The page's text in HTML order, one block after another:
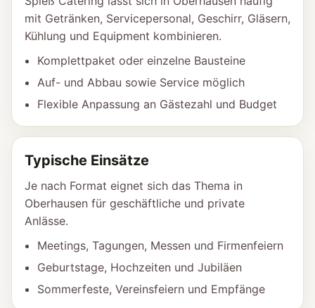
mit Getränken, Servicepersonal, Geschirr, Gläsern,
Kühlung und Equipment kombinieren.
Komplettpaket oder einzelne Bausteine
Auf- und Abbau sowie Service möglich
Flexible Anpassung an Gästezahl und Budget
Typische Einsätze
Je nach Format eignet sich das Thema in
Oberhausen für geschäftliche und private
Anlässe.
Meetings, Tagungen, Messen und Firmenfeiern
Geburtstage, Hochzeiten und Jubiläen
Sommerfeste, Vereinsfeiern und Empfänge